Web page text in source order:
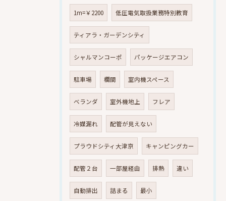
1m=￥2200 低圧電気取扱業務特別教育
ティアラ・ガーデンシティ
シャルマンコーポ パッケージエアコン
駐車場 欄間 室内機スペース
ベランダ 室外機地上 フレア
冷媒漏れ 配管が見えない
プラウドシティ大津京 キャンピングカー
配管２台 一部屋経由 排熱 違い
自動排出 詰まる 最小